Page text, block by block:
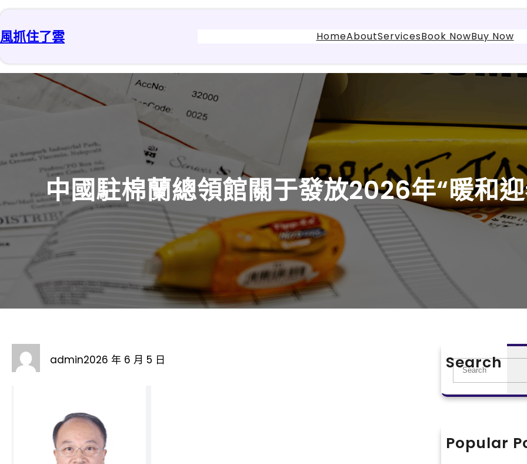
跳
主
內
容
風抓住了雲 HomeAboutServicesBook NowBuy Now
中國駐棉蘭總領館關于發放2026年“暖和
admin2026 年 6 月 5 日 Search
S
e
a
h
Popular
有名燒臘